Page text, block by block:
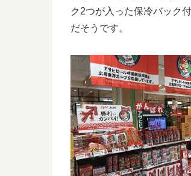
ク2つが入った保冷バック
だそうです。